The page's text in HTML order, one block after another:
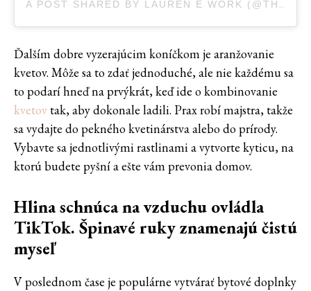
A POST SHARED BY LAUREN E WORK (@THEFARMERSDAUGHTERFLOWERS)
Ďalším dobre vyzerajúcim koníčkom je aranžovanie
kvetov. Môže sa to zdať jednoduché, ale nie každému sa
to podarí hneď na prvýkrát, keď ide o kombinovanie
kvetovtak, aby dokonale ladili. Prax robí majstra, takže
sa vydajte do pekného kvetinárstva alebo do prírody.
Vybavte sa jednotlivými rastlinami a vytvorte kyticu, na
ktorú budete pyšní a ešte vám prevonia domov.
Hlina schnúca na vzduchu ovládla
TikTok. Špinavé ruky znamenajú čistú
myseľ
V poslednom čase je populárne vytvárať bytové doplnky